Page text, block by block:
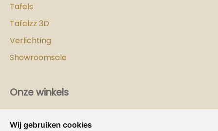
Wij gebruiken cookies
Tafels
Tafelzz 3D
Verlichting
Showroomsale
Onze winkels